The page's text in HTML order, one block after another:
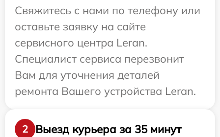
Свяжитесь с нами по телефону или
оставьте заявку на сайте
сервисного центра Leran.
Специалист сервиса перезвонит
Вам для уточнения деталей
ремонта Вашего устройства Leran.
2
Выезд курьера за 35 минут